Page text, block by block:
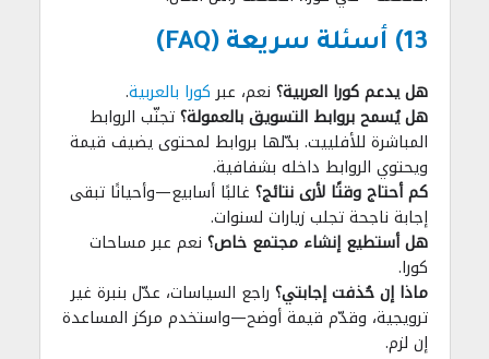
13) أسئلة سريعة (FAQ)
هل يدعم كورا العربية؟ نعم، عبركورا بالعربية.
هل يُسمح بروابط التسويق بالعمولة؟تجنّب الروابط
المباشرة للأفلييت. بدّلها بروابط لمحتوى يضيف قيمة
ويحتوي الروابط داخله بشفافية.
كم أحتاج وقتًا لأرى نتائج؟ غالبًا أسابيع—وأحيانًا تبقى
إجابة ناجحة تجلب زيارات لسنوات.
هل أستطيع إنشاء مجتمع خاص؟ نعم عبر مساحات
كورا.
ماذا إن حُذفت إجابتي؟ راجع السياسات، عدّل بنبرة غير
ترويجية، وقدّم قيمة أوضح—واستخدم مركز المساعدة
إن لزم.